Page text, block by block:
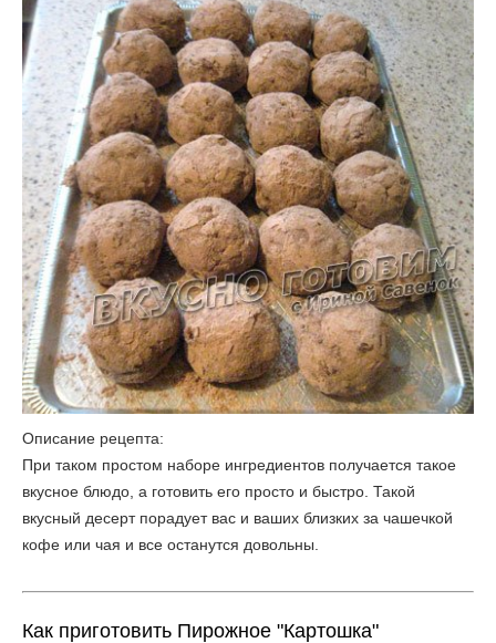
Описание рецепта:
При таком простом наборе ингредиентов получается такое
вкусное блюдо, а готовить его просто и быстро. Такой
вкусный десерт порадует вас и ваших близких за чашечкой
кофе или чая и все останутся довольны.
Как приготовить Пирожное "Картошка"